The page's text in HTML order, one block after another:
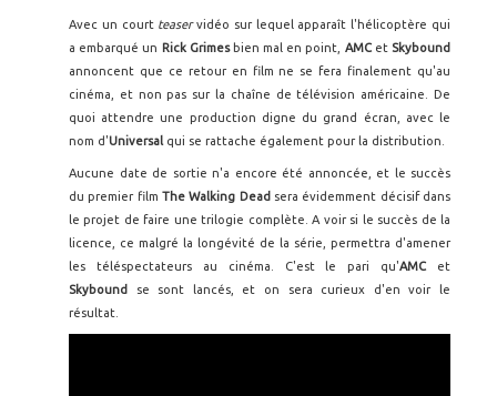
Avec un court teaservidéo sur lequel apparaît l'hélicoptère qui
a embarqué un Rick Grimes bien mal en point, AMC et Skybound
annoncent que ce retour en film ne se fera finalement qu'au
cinéma, et non pas sur la chaîne de télévision américaine. De
quoi attendre une production digne du grand écran, avec le
nom d'Universal qui se rattache également pour la distribution.
Aucune date de sortie n'a encore été annoncée, et le succès
du premier film The Walking Dead sera évidemment décisif dans
le projet de faire une trilogie complète. A voir si le succès de la
licence, ce malgré la longévité de la série, permettra d'amener
les téléspectateurs au cinéma. C'est le pari qu'AMC et
Skybound
se sont lancés, et on sera curieux d'en voir le
résultat.